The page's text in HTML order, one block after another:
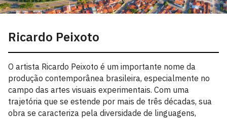
Ricardo Peixoto
O artista Ricardo Peixoto é um importante nome da
produção contemporânea brasileira, especialmente no
campo das artes visuais experimentais. Com uma
trajetória que se estende por mais de três décadas, sua
obra se caracteriza pela diversidade de linguagens,